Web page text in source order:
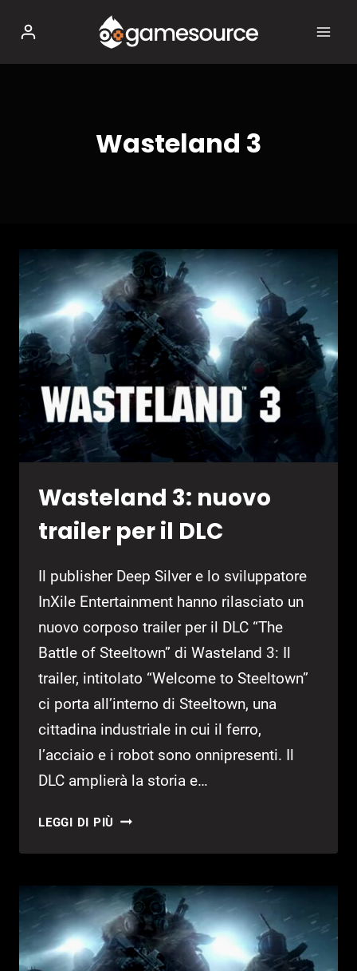
contenuto
Wasteland 3
Wasteland 3: nuovo
trailer per il DLC
Il publisher Deep Silver e lo sviluppatore
InXile Entertainment hanno rilasciato un
nuovo corposo trailer per il DLC “The
Battle of Steeltown” di Wasteland 3: Il
trailer, intitolato “Welcome to Steeltown”
ci porta all’interno di Steeltown, una
cittadina industriale in cui il ferro,
l’acciaio e i robot sono onnipresenti. Il
DLC amplierà la storia e…
LEGGI DI PIÙ WASTELAND
NUOVO
PER
IL
DLC